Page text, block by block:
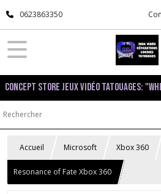
0623863350
Concept Store Jeux Vidéo Tatouages:
Accueil Microsoft Xbox 360
Resonance of Fate Xbox 360